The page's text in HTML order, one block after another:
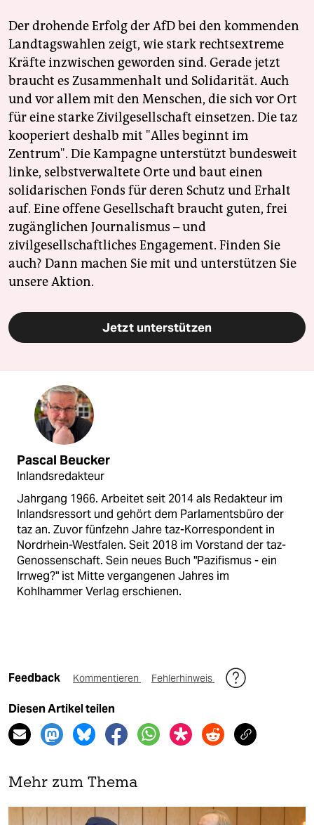
Der drohende Erfolg der AfD bei den kommenden
Landtagswahlen zeigt, wie stark rechtsextreme
Kräfte inzwischen geworden sind. Gerade jetzt
braucht es Zusammenhalt und Solidarität. Auch
und vor allem mit den Menschen, die sich vor Ort
für eine starke Zivilgesellschaft einsetzen. Die taz
kooperiert deshalb mit "Alles beginnt im
Zentrum". Die Kampagne unterstützt bundesweit
linke, selbstverwaltete Orte und baut einen
solidarischen Fonds für deren Schutz und Erhalt
auf. Eine offene Gesellschaft braucht guten, frei
zugänglichen Journalismus – und
zivilgesellschaftliches Engagement. Finden Sie
auch? Dann machen Sie mit und unterstützen Sie
unsere Aktion.
Jetzt unterstützen
Pascal Beucker
Inlandsredakteur
Jahrgang 1966. Arbeitet seit 2014 als Redakteur im
Inlandsressort und gehört dem Parlamentsbüro der
taz an. Zuvor fünfzehn Jahre taz-Korrespondent in
Nordrhein-Westfalen. Seit 2018 im Vorstand der taz-
Genossenschaft. Sein neues Buch "Pazifismus - ein
Irrweg?" ist Mitte vergangenen Jahres im
Kohlhammer Verlag erschienen.
Feedback Kommentieren Fehlerhinweis
Diesen Artikel teilen
Mehr zum Thema